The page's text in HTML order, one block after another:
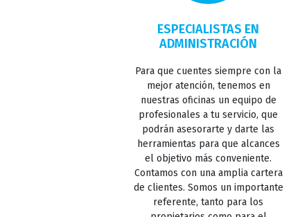
ESPECIALISTAS EN
ADMINISTRACIÓN
Para que cuentes siempre con la
mejor atención, tenemos en
nuestras oficinas un equipo de
profesionales a tu servicio, que
podrán asesorarte y darte las
herramientas para que alcances
el objetivo más conveniente.
Contamos con una amplia cartera
de clientes. Somos un importante
referente, tanto para los